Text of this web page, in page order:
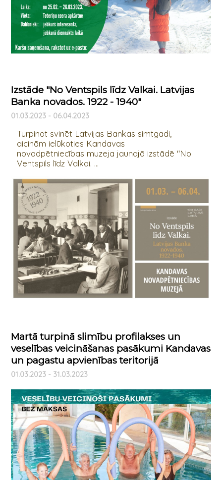
Izstāde "No Ventspils līdz Valkai. Latvijas
Banka novados. 1922 - 1940"
01.03.2023 - 06.04.2023
Turpinot svinēt Latvijas Bankas simtgadi,
aicinām ielūkoties Kandavas
novadpētniecības muzeja jaunajā izstādē "No
Ventspils līdz Valkai. ...
Martā turpinā slimību profilakses un
veselības veicināšanas pasākumi Kandavas
un pagastu apvienības teritorijā
01.03.2023 - 31.03.2023